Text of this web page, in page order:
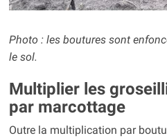
Photo : les boutures sont
le sol.
Multiplier les
par marcottage
Outre la multiplication par